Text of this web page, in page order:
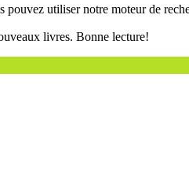
utiliser notre moteur de
livres. Bonne lecture!